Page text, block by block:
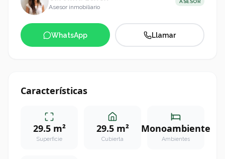
Asesor inmobiliario
WhatsApp Llamar
Características
29.5 m²
Superficie
29.5 m²
Cubierta
Monoambiente
Ambientes